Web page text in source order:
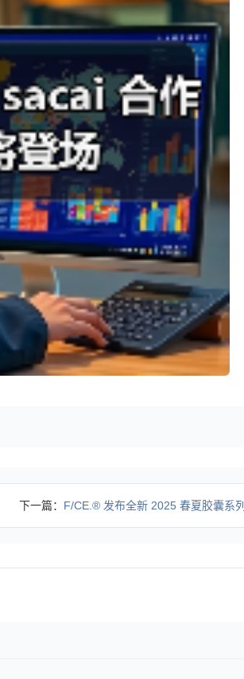
下一篇： F/CE.®︎ 发布全新 2025 春夏胶囊系列